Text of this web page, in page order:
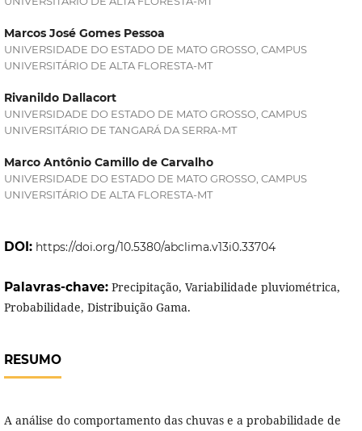
Marcos José Gomes Pessoa
UNIVERSIDADE DO ESTADO DE MATO GROSSO, CAMPUS
UNIVERSITÁRIO DE ALTA FLORESTA-MT
Rivanildo Dallacort
UNIVERSIDADE DO ESTADO DE MATO GROSSO, CAMPUS
UNIVERSITÁRIO DE TANGARÁ DA SERRA-MT
Marco Antônio Camillo de Carvalho
UNIVERSIDADE DO ESTADO DE MATO GROSSO, CAMPUS
UNIVERSITÁRIO DE ALTA FLORESTA-MT
DOI: https://doi.org/10.5380/abclima.v13i0.33704
Palavras-chave: Precipitação, Variabilidade pluviométrica,
Probabilidade, Distribuição Gama.
RESUMO
A análise do comportamento das chuvas e a probabilidade de